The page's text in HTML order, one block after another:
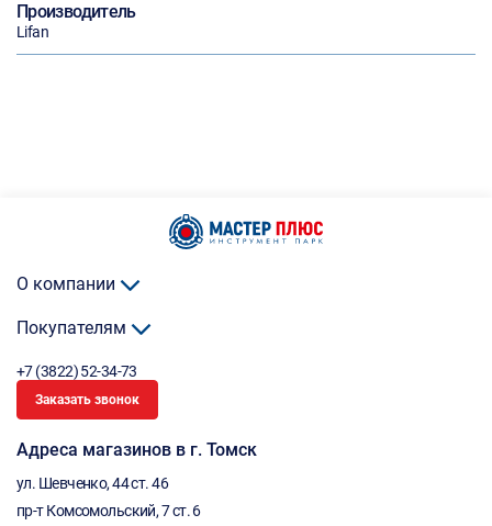
Производитель
Lifan
О компании
Покупателям
+7 (3822) 52-34-73
Заказать звонок
Адреса магазинов в г. Томск
ул. Шевченко, 44 ст. 46
пр-т Комсомольский, 7 ст. 6